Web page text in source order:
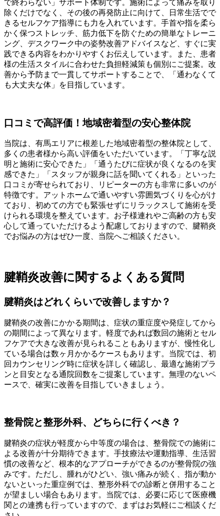
で終わらない」サポート体制です。施術によって痛みを取り
除くだけでなく、その後の再発防止に向けて、日常生活でで
きるセルフケア指導にも力を入れています。手首や指を柔ら
かく保つストレッチ、筋力低下を防ぐための簡単なトレーニ
ング、デスクワーク中の姿勢改善アドバイスなど、すぐに実
践できる内容をわかりやすくお伝えしています。また、患者
様の生活スタイルに合わせた負担軽減策も個別にご提案。改
善から予防まで一貫してサポートすることで、「通わなくて
も大丈夫な体」を目指しています。
口コミで高評価！地域密着型の安心整体院
当院は、有馬エリアに根差した地域密着型の整体院として、
多くの患者様から高い評価をいただいています。「丁寧な説
明と施術に安心できた」「通うたびに症状が良くなるのを実
感できた」「スタッフが親身に話を聞いてくれる」といった
口コミが寄せられており、リピーターの方も非常に多いのが
特徴です。アットホームで通いやすい雰囲気づくりを心がけ
ており、初めての方でも緊張せずにリラックスして施術を受
けられる環境を整えています。お子様連れやご高齢の方も安
心して通っていただけるよう配慮しておりますので、腱鞘炎
でお悩みの方はぜひ一度、当院へご相談ください。
腱鞘炎改善に関するよくある質問
腱鞘炎はどれくらいで改善しますか？
腱鞘炎の改善にかかる期間は、症状の重症度や発症してから
の期間によって異なります。軽度であれば数回の施術とセル
フケアで大きな改善が見られることもありますが、慢性化し
ている場合は数ヶ月かかるケースもあります。当院では、初
回カウンセリング時に症状を詳しく確認し、最適な施術プラ
ンと目安となる通院回数をご提案しています。無理のないペ
ースで、確実に改善を目指していきましょう。
整骨院と整形外科、どちらに行くべき？
腱鞘炎の症状が軽度から中等度の場合は、整骨院での施術に
よる改善が十分期待できます。手技療法や運動指導、生活習
慣の改善など、根本的なアプローチができるのが整骨院の強
みです。ただし、腫れがひどい、強い痛みが続く、指が動か
ないといった重症例では、整形外科での診断と併用すること
が望ましい場合もあります。当院では、必要に応じて医療機
関との連携も行っていますので、まずはお気軽にご相談くだ